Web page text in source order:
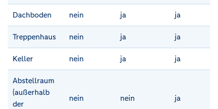
Dachboden nein ja ja
Treppenhaus nein ja ja
Keller nein ja ja
Abstellraum
(außerhalb
der
nein nein ja